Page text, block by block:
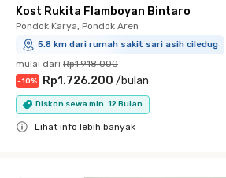
Kost Rukita Flamboyan Bintaro
Pondok Karya, Pondok Aren
5.8 km dari rumah sakit sari asih ciledug
mulai dari Rp1.918.000
-10% Rp1.726.200 /bulan
Diskon sewa min. 12 Bulan
Lihat info lebih banyak